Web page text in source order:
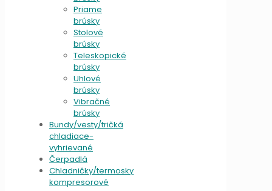
Priame
brúsky
Stolové
brúsky
Teleskopické
brúsky
Uhlové
brúsky
Vibračné
brúsky
Bundy/vesty/tričká
chladiace-
vyhrievané
Čerpadlá
Chladničky/termosky
kompresorové